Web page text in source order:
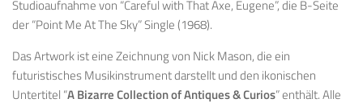
Studioaufnahme von “Careful with That Axe, Eugene”, die B-Seite
der “Point Me At The Sky” Single (1968).
Das Artwork ist eine Zeichnung von Nick Mason, die ein
futuristisches Musikinstrument darstellt und den ikonischen
Untertitel “A Bizarre Collection of Antiques & Curios” enthält. Alle